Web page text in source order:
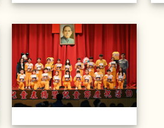
20230330模範生頒獎